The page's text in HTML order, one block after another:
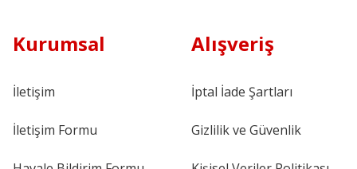
Kurumsal
İletişim
İletişim Formu
Alışveriş
İptal İade Şartları
Gizlilik ve Güvenlik